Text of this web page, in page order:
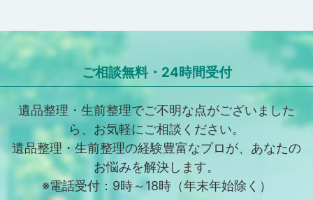
ご相談無料・24時間受付
遺品整理・生前整理でご不明な点がございました
ら、お気軽にご相談ください。
遺品整理・生前整理の経験豊富なプロが、あなたの
お悩みを解決します。
※電話受付：9時～18時（年末年始除く）